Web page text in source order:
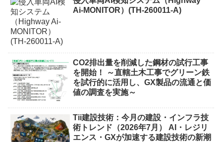
Ai-MONITOR）(TH-260011-A)
CO2排出量を削減した鋼材の試行工事
を開始！ ～直轄土木工事でグリーン鉄
を試行的に活用し、GX製品の流通と価
値の調査を実施～
Tii建設技術：今月の建設・インフラ技
術トレンド（2026年7月） AI・レジリ
エンス・GXが加速する建設技術の新潮